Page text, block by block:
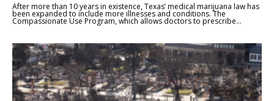
After more than 10 years in existence, Texas’ medical marijuana law has
been expanded to include more illnesses and conditions. The
Compassionate Use Program, which allows doctors to prescribe...